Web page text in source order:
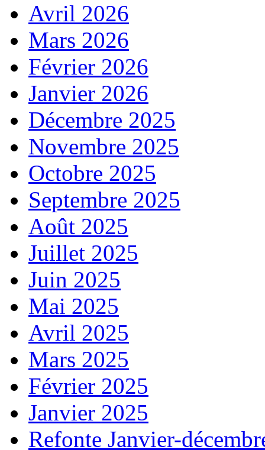
Avril 2026
Mars 2026
Février 2026
Janvier 2026
Décembre 2025
Novembre 2025
Octobre 2025
Septembre 2025
Août 2025
Juillet 2025
Juin 2025
Mai 2025
Avril 2025
Mars 2025
Février 2025
Janvier 2025
Refonte Janvier-